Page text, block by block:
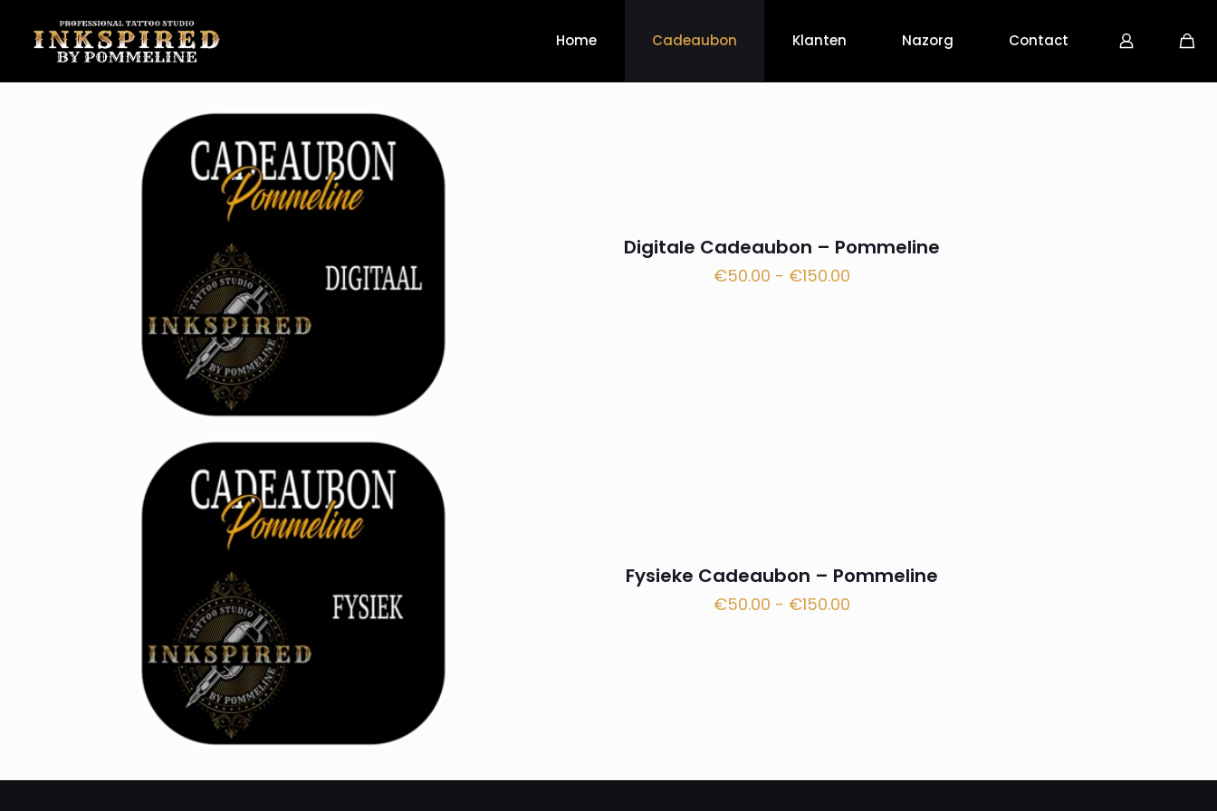
Home Cadeaubon Klanten Nazorg Contact
Digitale Cadeaubon – Pommeline
€50.00 - €150.00
Fysieke Cadeaubon – Pommeline
€50.00 - €150.00